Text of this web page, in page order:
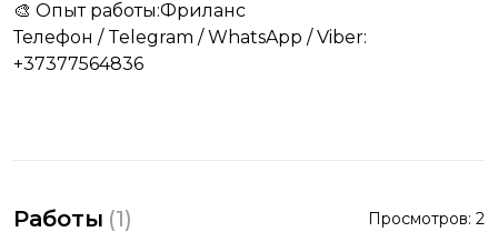
🎨 Опыт работы:Фриланс
Телефон / Telegram / WhatsApp / Viber:
+37377564836
Работы (1) Просмотров: 2